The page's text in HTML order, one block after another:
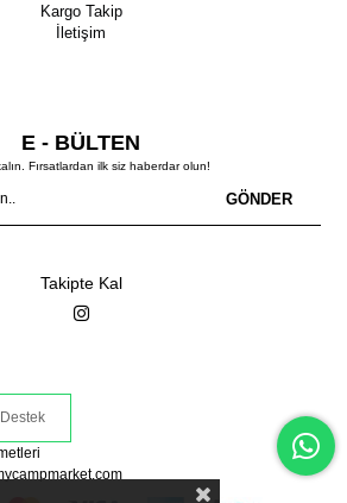
Kargo Takip
İletişim
E - BÜLTEN
Fırsatlardan ilk siz haberdar olun!
GÖNDER
Takipte Kal